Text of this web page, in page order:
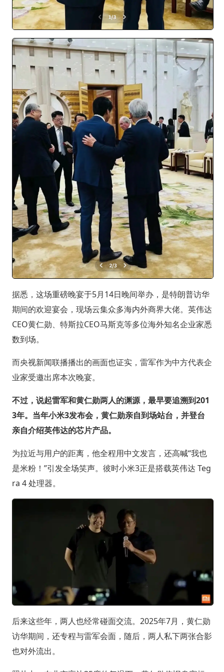
据悉，这场重磅晚宴于5月14日晚间举办，是特朗普访华
期间的欢迎宴会，现场云集众多海内外商界大佬。英伟达
CEO黄仁勋、特斯拉CEO马斯克等多位海外知名企业家悉
数到场。
而央视新闻联播播出的画面也证实，雷军作为中方代表企
业家受邀出席本次晚宴。
不过，说起雷军和黄仁勋两人的渊源，最早要追溯到201
3年。当年小米3发布会，黄仁勋亲自到场站台，并登台
亲自介绍英伟达的芯片产品。
为拉近与用户的距离，他全程用中文发言，还高喊“我也
是米粉！”引发全场笑声。彼时小米3正是搭载英伟达 Teg
ra 4 处理器。
后来这些年，两人也经常碰面交流。2025年7月，黄仁勋
访华期间，还专程与雷军会面，随后，两人私下两张合影
也对外流出。